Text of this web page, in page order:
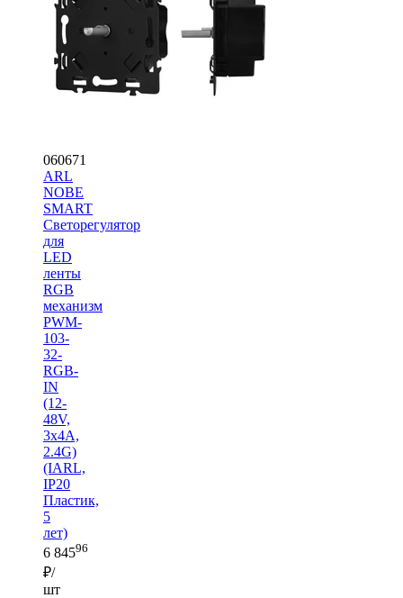
060671
ARL
NOBE
SMART
Светорегулятор
для
LED
ленты
RGB
механизм
PWM-
103-
32-
RGB-
IN
(12-
48V,
3x4A,
2.4G)
(IARL,
IP20
Пластик,
5
лет)
6 84596
₽/
шт